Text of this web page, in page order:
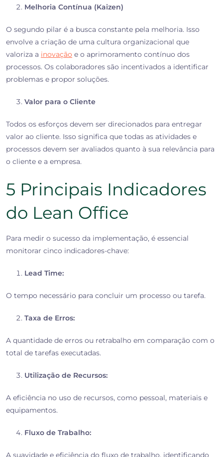
Melhoria Contínua (Kaizen)
O segundo pilar é a busca constante pela melhoria. Isso
envolve a criação de uma cultura organizacional que
valoriza a inovação e o aprimoramento contínuo dos
processos. Os colaboradores são incentivados a identificar
problemas e propor soluções.
Valor para o Cliente
Todos os esforços devem ser direcionados para entregar
valor ao cliente. Isso significa que todas as atividades e
processos devem ser avaliados quanto à sua relevância para
o cliente e a empresa.
5 Principais Indicadores
do Lean Office
Para medir o sucesso da implementação, é essencial
monitorar cinco indicadores-chave:
Lead Time:
O tempo necessário para concluir um processo ou tarefa.
Taxa de Erros:
A quantidade de erros ou retrabalho em comparação com o
total de tarefas executadas.
Utilização de Recursos:
A eficiência no uso de recursos, como pessoal, materiais e
equipamentos.
Fluxo de Trabalho:
A suavidade e eficiência do fluxo de trabalho, identificando